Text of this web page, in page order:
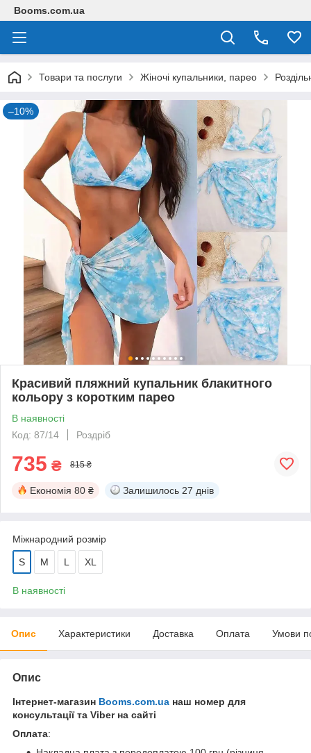
Booms.com.ua
Товари та послуги Жіночі купальники, парео
–10%
Красивий пляжний купальник блакитного
кольору з коротким парео
В наявності
Код: 87/14
Роздріб
735 ₴ 815 ₴
Економія 80 ₴ Залишилось 27 днів
Міжнародний розмір
S M L XL
В наявності
Опис Характеристики Доставка Оплата Умови
Опис
Інтернет-магазин Booms.com.ua наш номер для
консультації та Viber на сайті
Оплата: